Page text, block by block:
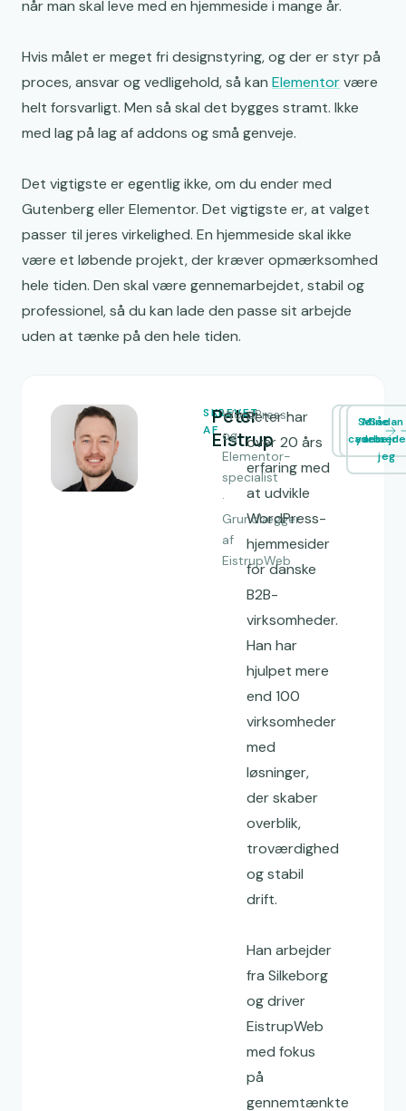
når man skal leve med en hjemmeside i mange år.
Hvis målet er meget fri designstyring, og der er styr på
proces, ansvar og vedligehold, så kan Elementorvære
helt forsvarligt. Men så skal det bygges stramt. Ikke
med lag på lag af addons og små genveje.
Det vigtigste er egentlig ikke, om du ender med
Gutenberg eller Elementor. Det vigtigste er, at valget
passer til jeres virkelighed. En hjemmeside skal ikke
være et løbende projekt, der kræver opmærksomhed
hele tiden. Den skal være gennemarbejdet, stabil og
professionel, så du kan lade den passe sit arbejde
uden at tænke på den hele tiden.
SKREVET
AF
Peter
Eistrup
WordPress-
og
Elementor-
specialist
·
Grundlægger
af
EistrupWeb
Peter har
over 20 års
erfaring med
at udvikle
WordPress-
hjemmesider
for danske
B2B-
virksomheder.
Han har
hjulpet mere
end 100
virksomheder
med
løsninger,
der skaber
overblik,
troværdighed
og stabil
drift.
Han arbejder
fra Silkeborg
og driver
EistrupWeb
med fokus
på
gennemtænkte
Se
cases
Mine
ydelser
Sådan
jeg